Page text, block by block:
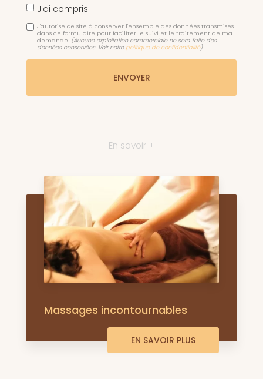
J'ai compris
J'autorise ce site à conserver l'ensemble des données transmises
dans ce formulaire pour faciliter le suivi et le traitement de ma
demande. (Aucune exploitation commerciale ne sera faite des
données conservées. Voir notre politique de confidentialité)
En savoir +
Massages incontournables
EN SAVOIR PLUS